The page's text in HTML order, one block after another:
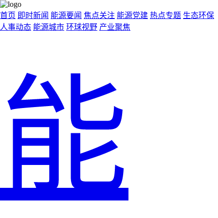
首页 即时新闻 能源要闻 焦点关注 能源党建 热点专题 生态环保
人事动态 能源城市 环球视野 产业聚焦
能